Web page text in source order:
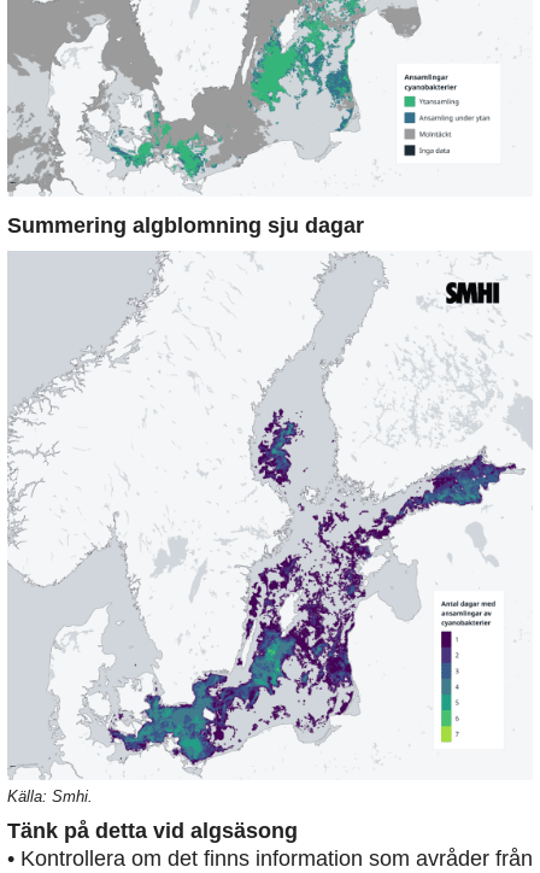
Summering algblomning sju dagar
Källa: Smhi.
Tänk på detta vid algsäsong
• Kontrollera om det finns information som avråder från